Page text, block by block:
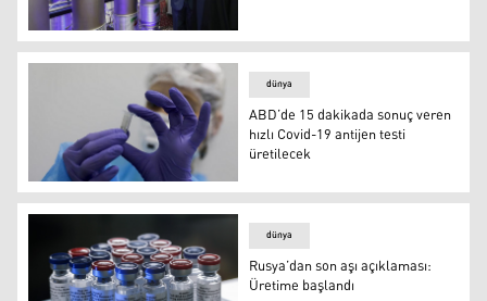
İran nükleer tesisi
ABD’de 15 dakikada sonuç veren hızlı Covid-19 antijen
dünya
ABD’de 15 dakikada sonuç veren
hızlı Covid-19 antijen testi
üretilecek
dünya
Rusya’dan son aşı açıklaması:
Üretime başlandı